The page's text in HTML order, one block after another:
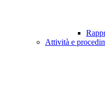
Attività e